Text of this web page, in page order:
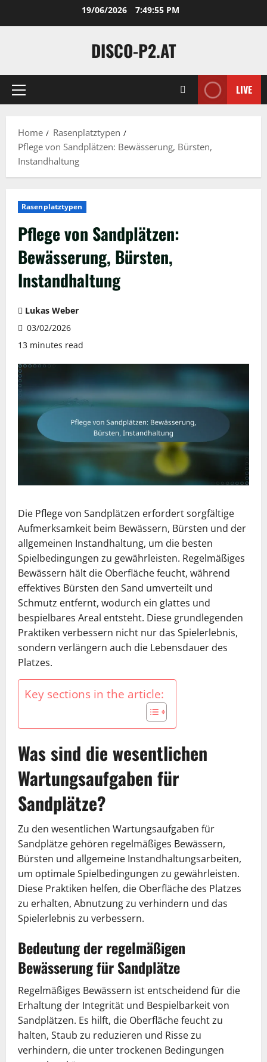
19/06/2026 7:49:56 PM
DISCO-P2.AT
Primary
LIVE
Home
Rasenplatztypen
Pflege von Sandplätzen: Bewässerung, Bürsten,
Instandhaltung
Rasenplatztypen
Pflege von Sandplätzen:
Bewässerung, Bürsten,
Instandhaltung
Lukas Weber
03/02/2026
13 minutes read
Die Pflege von Sandplätzen erfordert sorgfältige
Aufmerksamkeit beim Bewässern, Bürsten und der
allgemeinen Instandhaltung, um die besten
Spielbedingungen zu gewährleisten. Regelmäßiges
Bewässern hält die Oberfläche feucht, während
effektives Bürsten den Sand umverteilt und
Schmutz entfernt, wodurch ein glattes und
bespielbares Areal entsteht. Diese grundlegenden
Praktiken verbessern nicht nur das Spielerlebnis,
sondern verlängern auch die Lebensdauer des
Platzes.
Key sections in the article:
Was sind die wesentlichen
Wartungsaufgaben für
Sandplätze?
Zu den wesentlichen Wartungsaufgaben für
Sandplätze gehören regelmäßiges Bewässern,
Bürsten und allgemeine Instandhaltungsarbeiten,
um optimale Spielbedingungen zu gewährleisten.
Diese Praktiken helfen, die Oberfläche des Platzes
zu erhalten, Abnutzung zu verhindern und das
Spielerlebnis zu verbessern.
Bedeutung der regelmäßigen
Bewässerung für Sandplätze
Regelmäßiges Bewässern ist entscheidend für die
Erhaltung der Integrität und Bespielbarkeit von
Sandplätzen. Es hilft, die Oberfläche feucht zu
halten, Staub zu reduzieren und Risse zu
verhindern, die unter trockenen Bedingungen